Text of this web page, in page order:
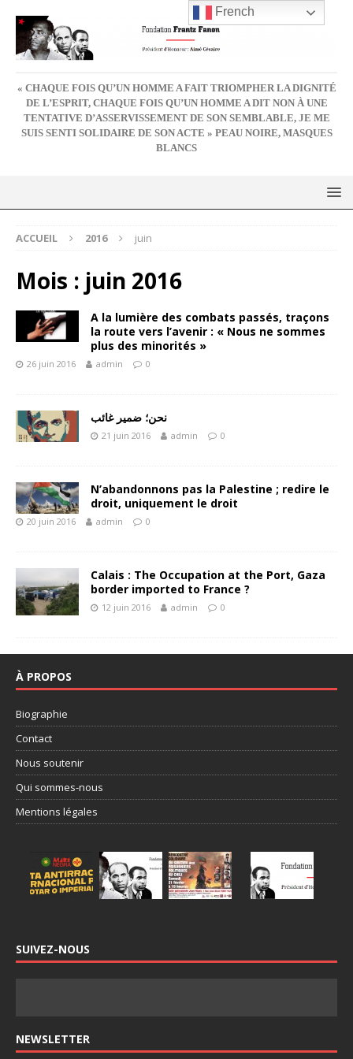
« CHAQUE FOIS QU’UN HOMME A FAIT TRIOMPHER LA DIGNITÉ
DE L’ESPRIT, CHAQUE FOIS QU’UN HOMME A DIT NON À UNE
TENTATIVE D’ASSERVISSEMENT DE SON SEMBLABLE, JE ME
SUIS SENTI SOLIDAIRE DE SON ACTE » PEAU NOIRE, MASQUES
BLANCS
ACCUEIL 2016 juin
Mois : juin 2016
A la lumière des combats passés, traçons
la route vers l’avenir : « Nous ne sommes
plus des minorités »
26 juin 2016 admin 0
نحن؛ ضمير غائب
21 juin 2016 admin 0
N’abandonnons pas la Palestine ; redire le
droit, uniquement le droit
20 juin 2016 admin 0
Calais : The Occupation at the Port, Gaza
border imported to France ?
12 juin 2016 admin 0
À PROPOS
Biographie
Contact
Nous soutenir
Qui sommes-nous
Mentions légales
SUIVEZ-NOUS
NEWSLETTER
French